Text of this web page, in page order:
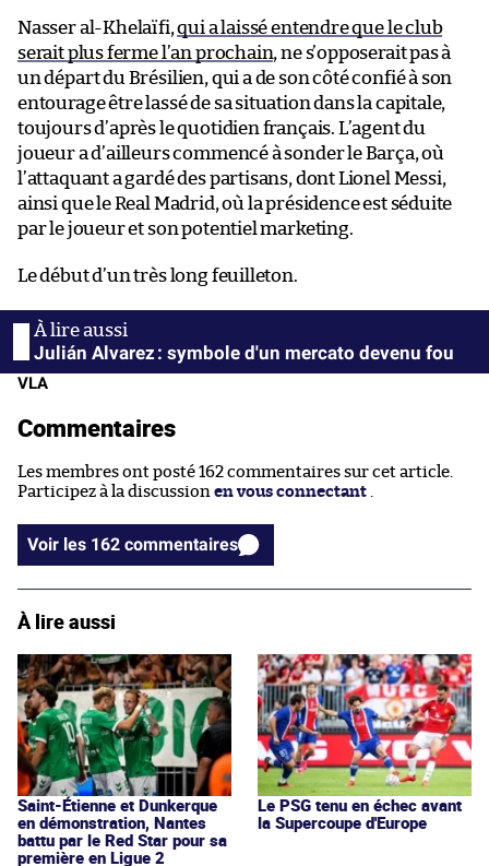
Nasser al-Khelaïfi,qui a laissé entendre que le club
serait plus ferme l’an prochain, ne s’opposerait pas à
un départ du Brésilien, qui a de son côté confié à son
entourage être lassé de sa situation dans la capitale,
toujours d’après le quotidien français. L’agent du
joueur a d’ailleurs commencé à sonder le Barça, où
l’attaquant a gardé des partisans, dont Lionel Messi,
ainsi que le Real Madrid, où la présidence est séduite
par le joueur et son potentiel marketing.
Le début d’un très long feuilleton.
Julián Alvarez : symbole d'un mercato devenu fou
VLA
Commentaires
Les membres ont posté 162 commentaires sur cet article.
Participez à la discussion en vous connectant
Voir les 162 commentaires
À lire aussi
Saint-Étienne et Dunkerque
en démonstration, Nantes
battu par le Red Star pour sa
première en Ligue 2
Le PSG tenu en échec avant
la Supercoupe d'Europe